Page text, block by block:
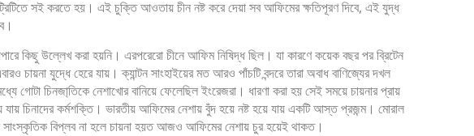
সই করতে হয়। এই চুক্তি আওতায় চীন নষ্ট করে দেয়া সব আফিমের ক্ষতিপূরণ দিবে, এই যুদ্ধ
কিছু উল্লেখ করা হয়নি। এরপরেরো চীনে আফিম নিষিদ্ধ ছিল। যা কারণে কয়েক বছর পর ব্রিটেন
যুদ্ধে হেরে যায়। ক্যান্টন সাংহাইয়ের মত আরও পাঁচটি বন্দরে তারা অবাধ বাণিজ্যের দখল
চিনজা্তিকে নেশাখোর বানিয়ে ফেলেছিল ইংরেজরা। ধারণা করা হয় সেই সময়ে চায়নার প্রায়
চিনাদের কর্মশক্তি। ভারতীয় আফিমের নেশায় বুঁদ হয়ে নষ্ট হয়ে যায় একটি আস্ত প্রজন্ম। মোরাল
সাংস্কৃতিক বিপ্লব না হলে চায়না হয়ত আজও আফিমের নেশায় চুর হয়েই থাকত।